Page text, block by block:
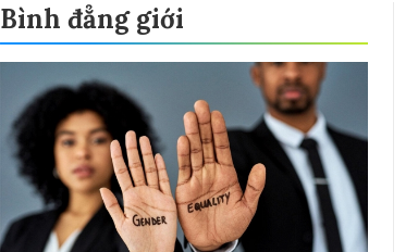
Bình đẳng giới